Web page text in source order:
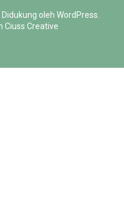
Didukung oleh WordPress
Ciuss Creative